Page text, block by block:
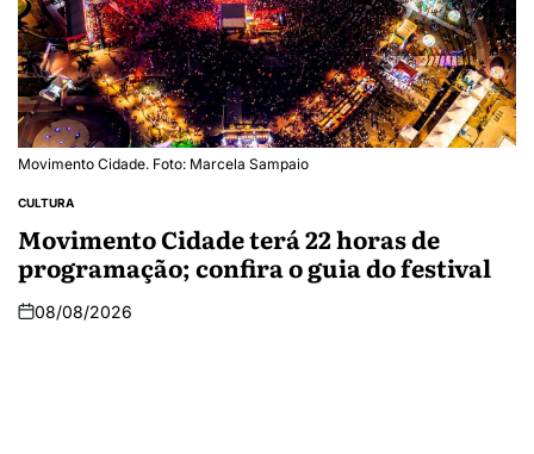
Movimento Cidade. Foto: Marcela Sampaio
CULTURA
Movimento Cidade terá 22 horas de
programação; confira o guia do festival
08/08/2026